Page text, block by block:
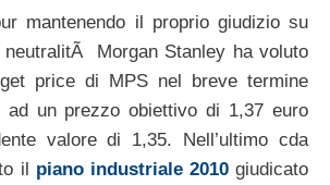
mantenendo il proprio giudizio su
neutralitÃ Morgan Stanley ha voluto
price di MPS nel breve termine
ad un prezzo obiettivo di 1,37 euro
valore di 1,35. Nell’ultimo cda
il piano industriale 2010giudicato